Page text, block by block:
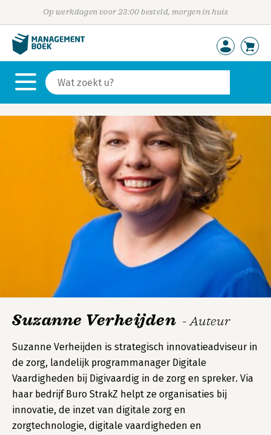
Op werkdagen voor 23:00 besteld, morgen in huis
Suzanne Verheijden - Auteur
Suzanne Verheijden is strategisch innovatieadviseur in
de zorg, landelijk programmanager Digitale
Vaardigheden bij Digivaardig in de zorg en spreker. Via
haar bedrijf Buro StrakZ helpt ze organisaties bij
innovatie, de inzet van digitale zorg en
zorgtechnologie, digitale vaardigheden en